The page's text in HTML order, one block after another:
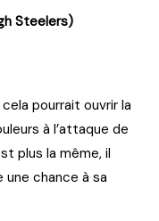
Steelers)
pourrait ouvrir la
à l’attaque de
plus la même, il
une chance à sa